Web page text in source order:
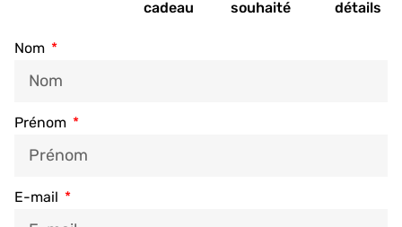
cadeau
souhaité
détails
Nom
Prénom
E-mail